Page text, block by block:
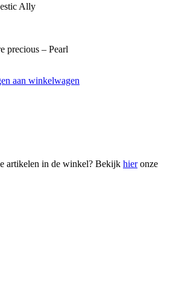
Ally
precious – Pearl
aan winkelwagen
artikelen in de winkel? Bekijk hieronze